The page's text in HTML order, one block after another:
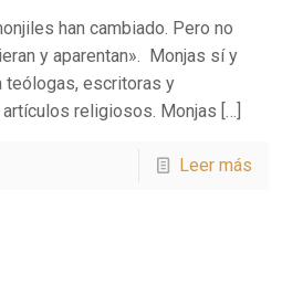
han cambiado. Pero no
y aparentan». Monjas sí y
teólogas, escritoras y
religiosos. Monjas […]
Leer más